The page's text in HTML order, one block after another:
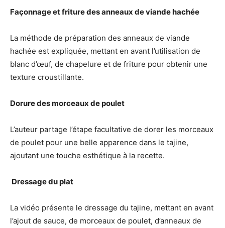
Façonnage et friture des anneaux de viande hachée
La méthode de préparation des anneaux de viande
hachée est expliquée, mettant en avant l’utilisation de
blanc d’œuf, de chapelure et de friture pour obtenir une
texture croustillante.
Dorure des morceaux de poulet
L’auteur partage l’étape facultative de dorer les morceaux
de poulet pour une belle apparence dans le tajine,
ajoutant une touche esthétique à la recette.
️ Dressage du plat
La vidéo présente le dressage du tajine, mettant en avant
l’ajout de sauce, de morceaux de poulet, d’anneaux de